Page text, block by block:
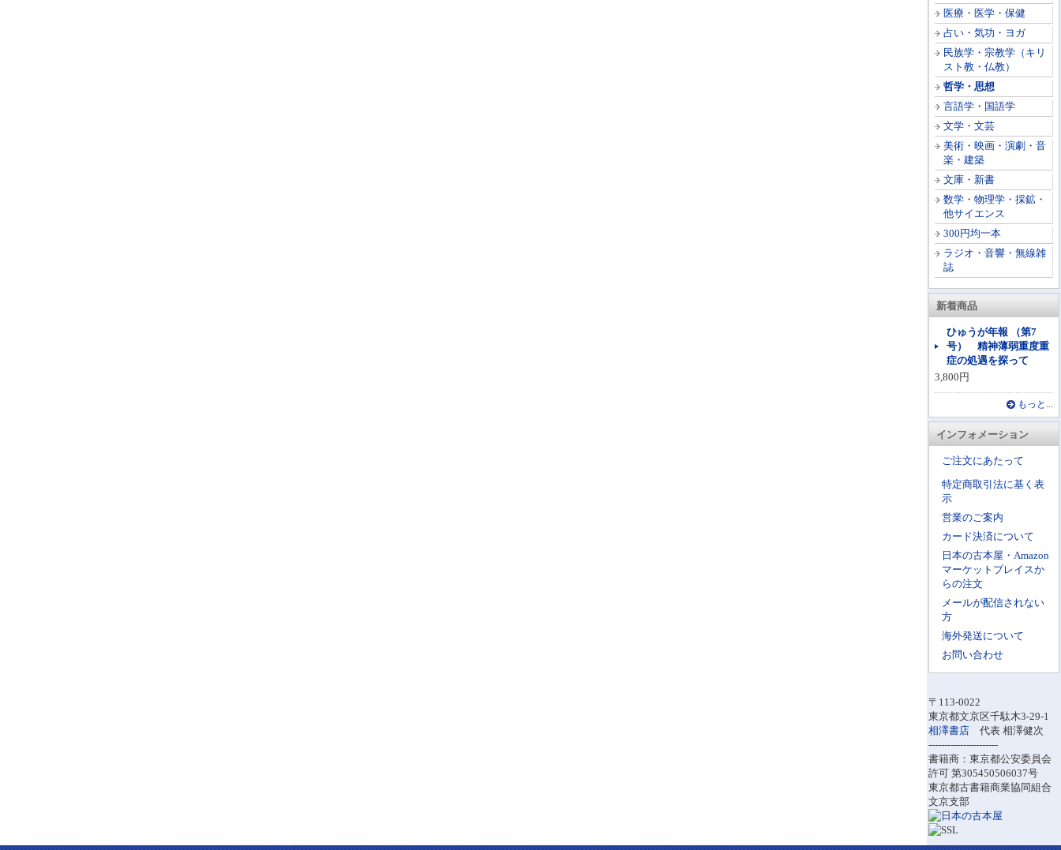
医療・医学・保健
占い・気功・ヨガ
民族学・宗教学（キリ
スト教・仏教）
哲学・思想
言語学・国語学
文学・文芸
美術・映画・演劇・音
楽・建築
文庫・新書
数学・物理学・採鉱・
他サイエンス
300円均一本
ラジオ・音響・無線雑
誌
新着商品
ひゅうが年報 （第7
号） 精神薄弱重度重
症の処遇を探って
3,800円
もっと...
インフォメーション
ご注文にあたって
特定商取引法に基く表
示
営業のご案内
カード決済について
日本の古本屋・Amazon
マーケットプレイスか
らの注文
メールが配信されない
方
海外発送について
お問い合わせ
〒113-0022
東京都文京区千駄木3-29-1
相澤書店 代表 相澤健次
----------------------
書籍商：東京都公安委員会
許可 第305450506037号
東京都古書籍商業協同組合
文京支部